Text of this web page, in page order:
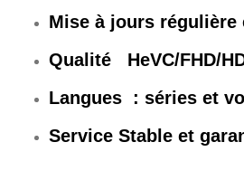
Mise à jours régulière
Qualité HeVC/FHD/
Langues : séries et
Service Stable et